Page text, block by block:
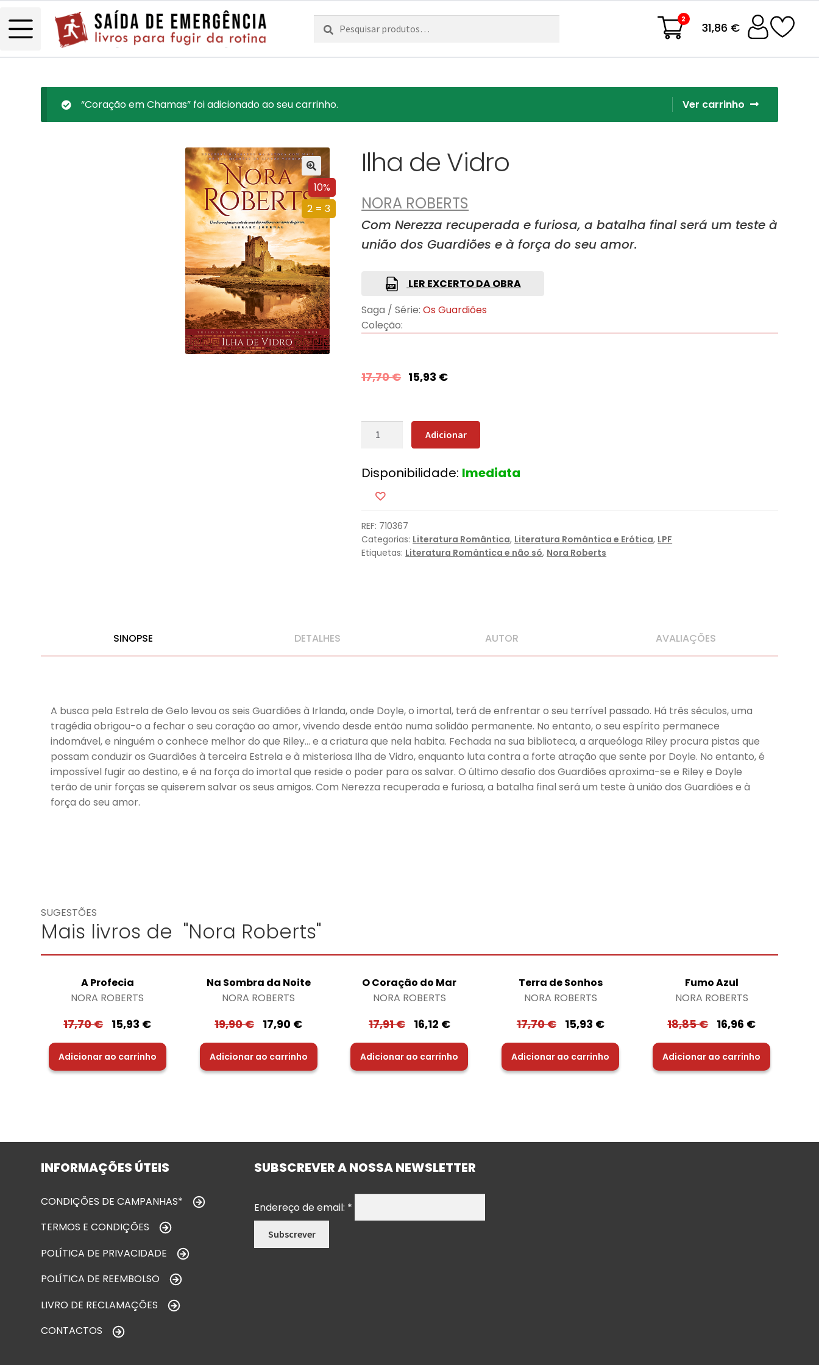
Pesquisar
por:
Pesquisa 2
31,86 €
Ver carrinho
“Coração em Chamas” foi adicionado ao seu carrinho.
10%
2 = 3
Ilha de Vidro
NORA ROBERTS
Com Nerezza recuperada e furiosa, a batalha final será um teste à
união dos Guardiões e à força do seu amor.
LER EXCERTO DA OBRA
Saga / Série: Os Guardiões
Coleção:
17,70€ 15,93 €
Quantidade
de
Vidro
Adicionar
Disponibilidade: Imediata
REF: 710367
Categorias: Literatura Romântica, Literatura Romântica e Erótica, LPF
Etiquetas: Literatura Romântica e não só, Nora Roberts
SINOPSE DETALHES AUTOR AVALIAÇÕES
A busca pela Estrela de Gelo levou os seis Guardiões à Irlanda, onde Doyle, o imortal, terá de enfrentar o seu terrível passado. Há três séculos, uma
tragédia obrigou-o a fechar o seu coração ao amor, vivendo desde então numa solidão permanente. No entanto, o seu espírito permanece
indomável, e ninguém o conhece melhor do que Riley… e a criatura que nela habita. Fechada na sua biblioteca, a arqueóloga Riley procura pistas que
possam conduzir os Guardiões à terceira Estrela e à misteriosa Ilha de Vidro, enquanto luta contra a forte atração que sente por Doyle. No entanto, é
impossível fugir ao destino, e é na força do imortal que reside o poder para os salvar. O último desafio dos Guardiões aproxima-se e Riley e Doyle
terão de unir forças se quiserem salvar os seus amigos. Com Nerezza recuperada e furiosa, a batalha final será um teste à união dos Guardiões e à
força do seu amor.
SUGESTÕES
Mais livros de "Nora Roberts"
A Profecia
NORA ROBERTS
17,70€ 15,93 €
Adicionar ao carrinho
Na Sombra da Noite
NORA ROBERTS
19,90€ 17,90 €
Adicionar ao carrinho
O Coração do Mar
NORA ROBERTS
17,91€ 16,12 €
Adicionar ao carrinho
Terra de Sonhos
NORA ROBERTS
17,70€ 15,93 €
Adicionar ao carrinho
Fumo Azul
NORA ROBERTS
18,85€ 16,96 €
Adicionar ao carrinho
INFORMAÇÕES ÚTEIS
CONDIÇÕES DE CAMPANHAS*
TERMOS E CONDIÇÕES
POLÍTICA DE PRIVACIDADE
POLÍTICA DE REEMBOLSO
LIVRO DE RECLAMAÇÕES
CONTACTOS
SUBSCREVER A NOSSA NEWSLETTER
Endereço de email: *